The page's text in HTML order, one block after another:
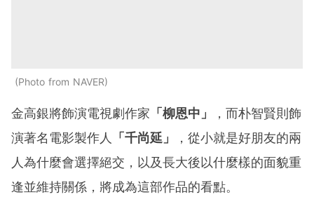
Photo from NAVER
金高銀將飾演電視劇作家 「柳恩中」
，而朴智賢則飾
演著名電影製作人
「千尚延」
，從小就是好朋友的兩
人為什麼會選擇絕交，以及長大後以什麼樣的面貌重
逢並維持關係，將成為這部作品的看點。